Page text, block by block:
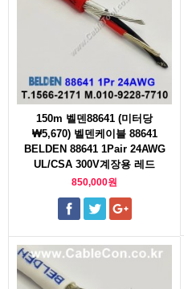
150m 벨덴88641 (미터당
₩5,670) 벨덴케이블 88641
BELDEN 88641 1Pair 24AWG
UL/CSA 300V계장용 레드
850,000원